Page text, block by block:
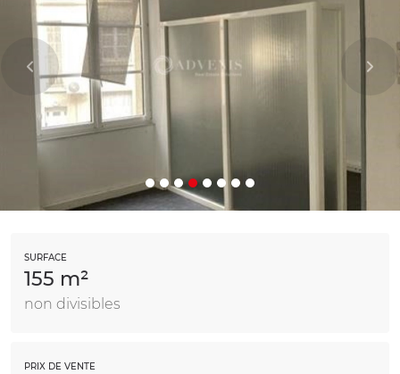
SURFACE
155 m²
non divisibles
PRIX DE VENTE